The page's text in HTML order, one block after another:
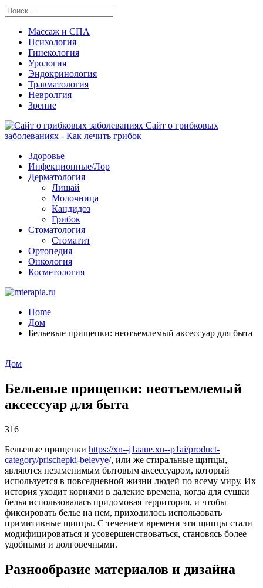
Массаж и СПА
Психология
Гинекология
Урология
Эндокринология
Травматология
Невролгия
Зрение
Сайт о грибковых
заболеваниях - Как лечить грибок
Здоровье
Инфекционные/Лор
Дерматология
Лишай
Молочница
Кандидоз
Грибок
Стоматология
Стоматит
Ортопедия
Онкология
Косметология
Home
Дом
Бельевые прищепки: неотъемлемый аксессуар для быта
Дом
Бельевые прищепки: неотъемлемый
аксессуар для быта
316
Бельевые прищепки https://xn--j1aaue.xn--p1ai/product-
category/prischepki-belevye/, или же стиральные щипцы,
являются незаменимым бытовым аксессуаром, который
используется в повседневной жизни людей по всему миру. Их
история уходит корнями в далекие времена, когда для сушки
белья использовалась придомовая территория, и чтобы
фиксировать белье на нем, приходилось использовать
примитивные щипцы. С течением времени эти щипцы стали
модифицироваться и усовершенствоваться, становясь более
удобными и долговечными.
Разнообразие материалов и дизайна